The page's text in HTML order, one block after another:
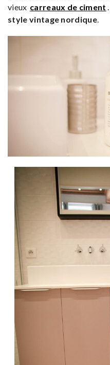
vieux carreaux de ciment
style vintage nordique